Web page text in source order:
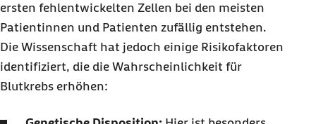
ersten fehlentwickelten Zellen bei den meisten
Patientinnen und Patienten zufällig entstehen.
Die Wissenschaft hat jedoch einige Risikofaktoren
identifiziert, die die Wahrscheinlichkeit für
Blutkrebs erhöhen: